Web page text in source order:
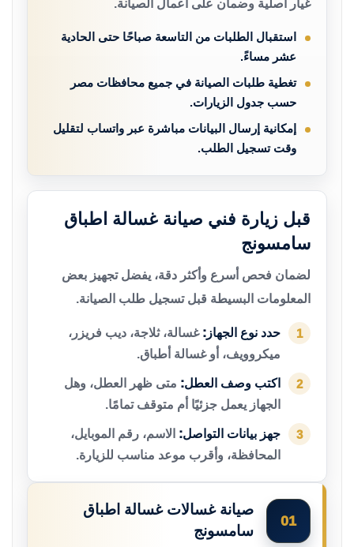
غيار أصلية وضمان على أعمال الصيانة.
استقبال الطلبات من التاسعة صباحًا حتى الحادية
عشر مساءً.
تغطية طلبات الصيانة في جميع محافظات مصر
حسب جدول الزيارات.
إمكانية إرسال البيانات مباشرة عبر واتساب لتقليل
وقت تسجيل الطلب.
قبل زيارة فني صيانة غسالة اطباق
سامسونج
لضمان فحص أسرع وأكثر دقة، يفضل تجهيز بعض
المعلومات البسيطة قبل تسجيل طلب الصيانة.
1 حدد نوع الجهاز: غسالة، ثلاجة، ديب فريزر،
ميكروويف، أو غسالة أطباق.
2 اكتب وصف العطل: متى ظهر العطل، وهل
الجهاز يعمل جزئيًا أم متوقف تمامًا.
3 جهز بيانات التواصل: الاسم، رقم الموبايل،
المحافظة، وأقرب موعد مناسب للزيارة.
01
صيانة غسالات غسالة اطباق
سامسونج